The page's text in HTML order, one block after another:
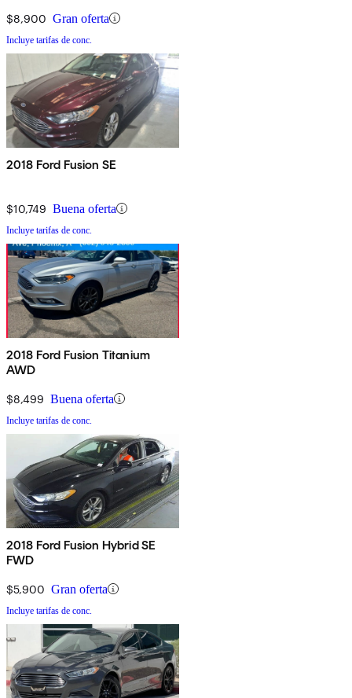
$8,900 Gran oferta
Incluye tarifas de conc.
2018 Ford Fusion SE
$10,749 Buena oferta
Incluye tarifas de conc.
2018 Ford Fusion Titanium
AWD
$8,499 Buena oferta
Incluye tarifas de conc.
2018 Ford Fusion Hybrid SE
FWD
$5,900 Gran oferta
Incluye tarifas de conc.